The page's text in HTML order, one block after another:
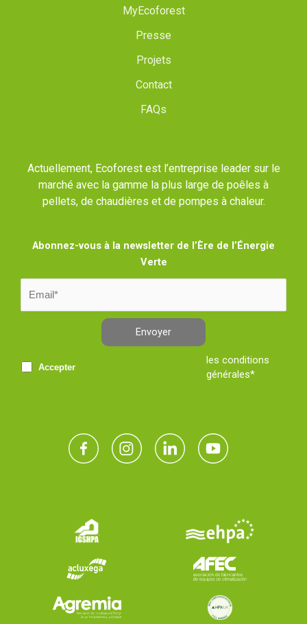
MyEcoforest
Presse
Projets
Contact
FAQs
Actuellement, Ecoforest est l’entreprise leader sur le
marché avec la gamme la plus large de poêles à
pellets, de chaudières et de pompes à chaleur.
Abonnez-vous à la newsletter de l’Ère de l’Énergie
Verte
Envoyer
Accepter
les conditions
générales*